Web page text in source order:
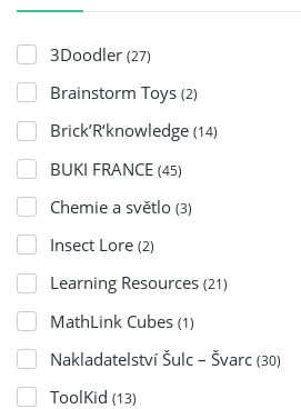
3Doodler (27)
Brainstorm Toys (2)
Brick’R‘knowledge (14)
BUKI FRANCE (45)
Chemie a světlo (3)
Insect Lore (2)
Learning Resources (21)
MathLink Cubes (1)
Nakladatelství Šulc – Švarc (30)
ToolKid (13)